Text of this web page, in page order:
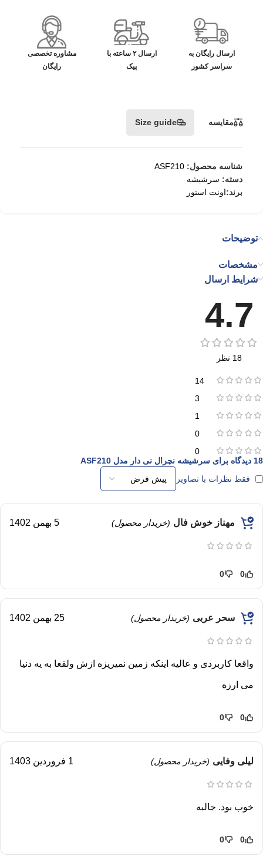
ارسال رایگان به
سراسر کشور
ارسال ۲ ساعته با
پیک
مشاوره تخصصی
رایگان
مقایسه Size guide
شناسه محصول: ASF210
دسته: سرشیشه
برند:اونت استور
توضیحات
مشخصات
شرایط ارسال
4.7
18 نظر
14
3
1
0
0
18 دیدگاه برای
سرشیشه نچرال نی دار مدل ASF210
فقط نظرات با تصاویر
مهناز خوش فال (خریدار محصول) 5 بهمن 1402
0
0
سحر عربی (خریدار محصول) 25 بهمن 1402
واقعا کاربردی و عالیه اینکه زمین نمیریزه ازش ولقعا به یه دنیا
می ارزه
0
0
لیلی وفایی (خریدار محصول) 1 فروردین 1403
خوب بود. جالبه
0
0